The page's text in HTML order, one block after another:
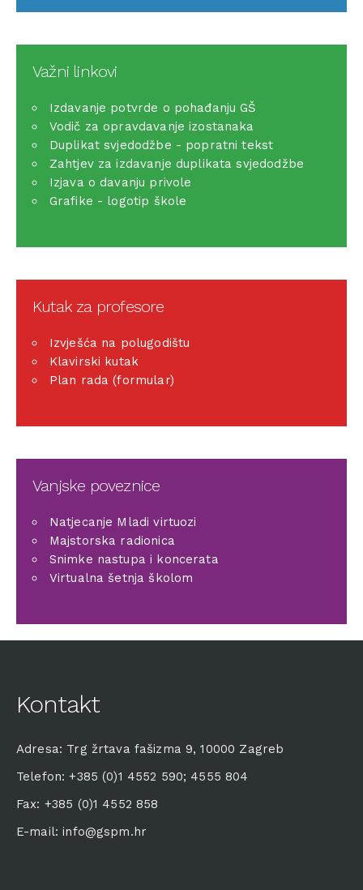
Važni linkovi
Izdavanje potvrde o pohađanju GŠ
Vodič za opravdavanje izostanaka
Duplikat svjedodžbe - popratni tekst
Zahtjev za izdavanje duplikata svjedodžbe
Izjava o davanju privole
Grafike - logotip škole
Kutak za profesore
Izvješća na polugodištu
Klavirski kutak
Plan rada (formular)
Vanjske poveznice
Natjecanje Mladi virtuozi
Majstorska radionica
Snimke nastupa i koncerata
Virtualna šetnja školom
Kontakt
Adresa: Trg žrtava fašizma 9, 10000 Zagreb
Telefon: +385 (0)1 4552 590; 4555 804
Fax: +385 (0)1 4552 858
E-mail: info@gspm.hr